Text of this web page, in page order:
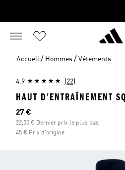
Accueil / Hommes / Vêtements
4.9 (22)
HAUT D'ENTRAÎNEMENT
Prix actuel
27 €
22,50 € Dernier prix le plus bas
45 € Prix d'origine